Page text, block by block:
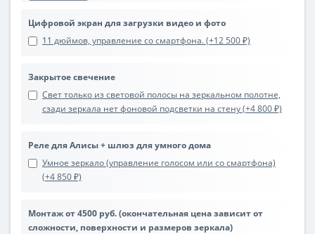
Цифровой экран для загрузки видео и фото
11 дюймов, управление со смартфона. (+12 500 ₽)
Закрытое свечение
Свет только из световой полосы на зеркальном полотне,
сзади зеркала нет фоновой подсветки на стену (+4 800 ₽)
Реле для Алисы + шлюз для умного дома
Умное зеркало (управление голосом или со смартфона)
(+4 850 ₽)
Монтаж от 4500 руб. (окончательная цена зависит от
сложности, поверхности и размеров зеркала)